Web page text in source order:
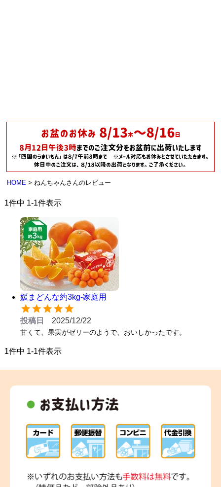
HOME ねんちゃんさんのレビュー
1件中 1-1件表示
媛まどんな約3kg-家庭用
投稿日 2025/12/22
甘くて、果実がゼリーのようで、おいしかったです。
1件中 1-1件表示